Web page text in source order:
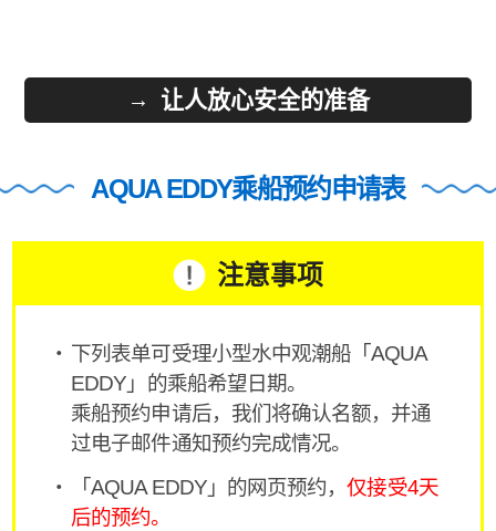
让人放心安全的准备
AQUA EDDY乘船预约申请表
注意事项
下列表单可受理小型水中观潮船「AQUA
EDDY」的乘船希望日期。
乘船预约申请后，我们将确认名额，并通
过电子邮件通知预约完成情况。
「AQUA EDDY」的网页预约，仅接受4天
后的预约。